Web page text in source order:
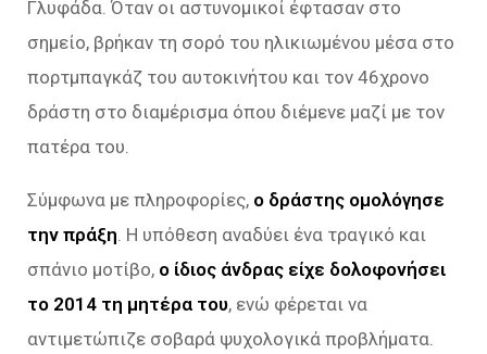
Γλυφάδα. Όταν οι αστυνομικοί έφτασαν στο
σημείο, βρήκαν τη σορό του ηλικιωμένου μέσα στο
πορτμπαγκάζ του αυτοκινήτου και τον 46χρονο
δράστη στο διαμέρισμα όπου διέμενε μαζί με τον
πατέρα του.
Σύμφωνα με πληροφορίες, ο δράστης ομολόγησε
την πράξη. Η υπόθεση αναδύει ένα τραγικό και
σπάνιο μοτίβο, o ίδιος άνδρας είχε δολοφονήσει
το 2014 τη μητέρα του, ενώ φέρεται να
αντιμετώπιζε σοβαρά ψυχολογικά προβλήματα.